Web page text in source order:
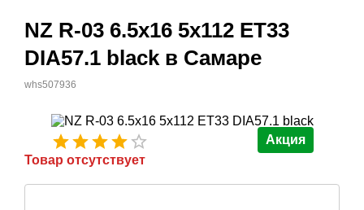
NZ R-03 6.5x16 5x112 ET33
DIA57.1 blackв Самаре
whs507936
Акция
Товар отсутствует